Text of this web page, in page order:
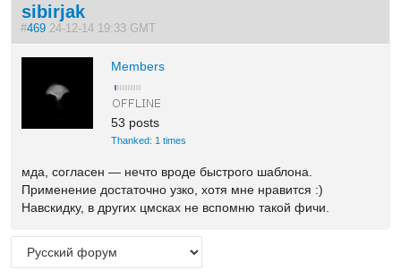
sibirjak
#469 24-12-14 19:33 GMT
Members
53 posts
Thanked: 1 times
мда, согласен — нечто вроде быстрого шаблона.
Применение достаточно узко, хотя мне нравится :)
Навскидку, в других цмсках не вспомню такой фичи.